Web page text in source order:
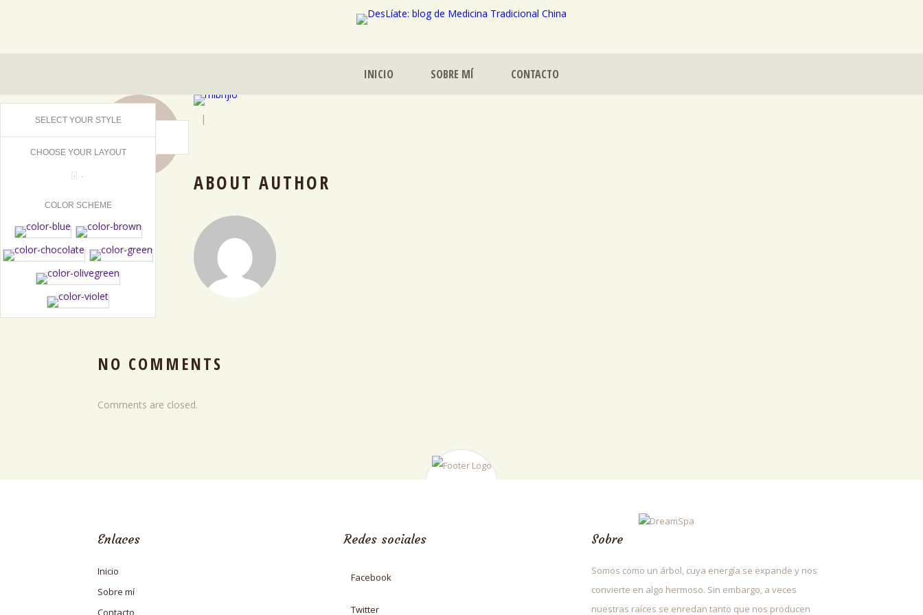
SELECT YOUR STYLE
CHOOSE YOUR LAYOUT
COLOR SCHEME
INICIO SOBRE MÍ CONTACTO
SEP
2015
|
ABOUT AUTHOR
NO COMMENTS
Comments are closed.
Enlaces
Inicio
Sobre mí
Contacto
Redes sociales
Facebook
Twitter
Sobre
Somos como un árbol, cuya energía se expande y nos
convierte en algo hermoso. Sin embargo, a veces
nuestras raíces se enredan tanto que nos producen